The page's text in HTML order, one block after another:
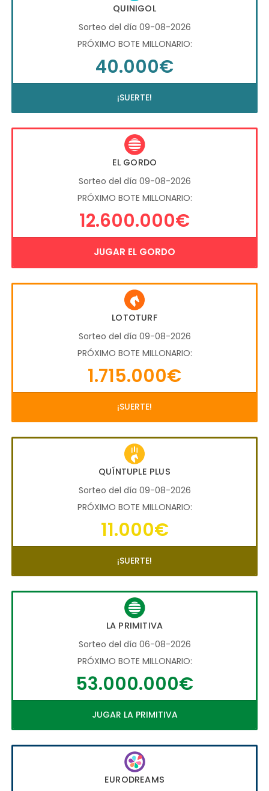
QUINIGOL
Sorteo del día 09-08-2026
PRÓXIMO BOTE MILLONARIO:
40.000€
¡SUERTE!
EL GORDO
Sorteo del día 09-08-2026
PRÓXIMO BOTE MILLONARIO:
12.600.000€
JUGAR EL GORDO
LOTOTURF
Sorteo del día 09-08-2026
PRÓXIMO BOTE MILLONARIO:
1.715.000€
¡SUERTE!
QUÍNTUPLE PLUS
Sorteo del día 09-08-2026
PRÓXIMO BOTE MILLONARIO:
11.000€
¡SUERTE!
LA PRIMITIVA
Sorteo del día 06-08-2026
PRÓXIMO BOTE MILLONARIO:
53.000.000€
JUGAR LA PRIMITIVA
EURODREAMS